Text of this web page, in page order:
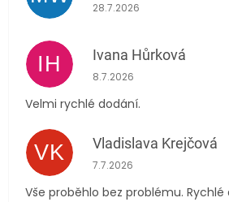
Hodnocení obchodu je 5
28.7.2026
IH Ivana Hůrková
Hodnocení obchodu je 5
8.7.2026
Velmi rychlé dodání.
VK Vladislava Krejčová
Hodnocení obchodu je 5
7.7.2026
Vše proběhlo bez problému. Rychlé